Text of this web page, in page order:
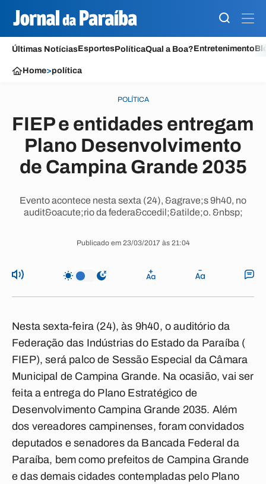
Últimas NotíciasEsportesPolíticaQual a Boa?Entretenimento
Home>política
POLÍTICA
FIEP e entidades entregam
Plano Desenvolvimento
de Campina Grande 2035
Evento acontece nesta sexta (24), &agrave;s 9h40, no
audit&oacute;rio da federa&ccedil;&atilde;o. &nbsp;
Publicado em 23/03/2017 às 21:04
Nesta sexta-feira (24), às 9h40, o auditório da
Federação das Indústrias do Estado da Paraíba (
FIEP), será palco de Sessão Especial da Câmara
Municipal de Campina Grande. Na ocasião, vai ser
feita a entrega do Plano Estratégico de
Desenvolvimento Campina Grande 2035. Além
dos vereadores campinenses, foram convidados
deputados e senadores da Bancada Federal da
Paraíba, bem como prefeitos de Campina Grande
e das demais cidades contempladas pelo Plano